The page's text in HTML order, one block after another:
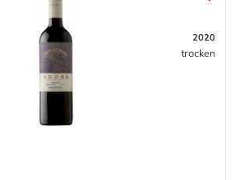
2020
trocken